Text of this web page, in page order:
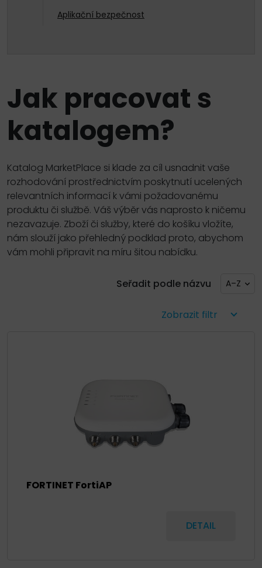
Aplikační bezpečnost
Jak pracovat s
katalogem?
Katalog MarketPlace si klade za cíl usnadnit vaše
rozhodování prostřednictvím poskytnutí ucelených
relevantních informací k vámi požadovanému
produktu či službě. Váš výběr vás naprosto k ničemu
nezavazuje. Zboží či služby, které do košíku vložíte,
nám slouží jako přehledný podklad proto, abychom
vám mohli připravit na míru šitou nabídku.
Seřadit podle názvu A–Z
Zobrazit filtr
FORTINET FortiAP
DETAIL